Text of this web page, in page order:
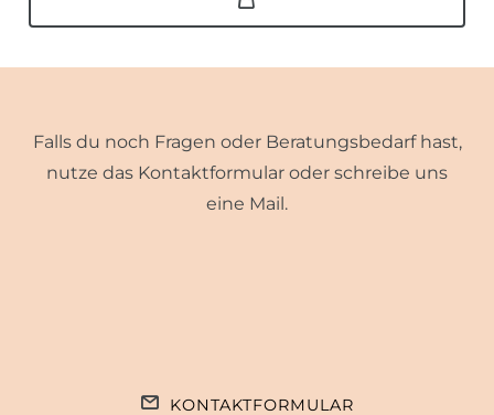
Falls du noch Fragen oder Beratungsbedarf hast,
nutze das Kontaktformular oder schreibe uns
eine Mail.
KONTAKTFORMULAR